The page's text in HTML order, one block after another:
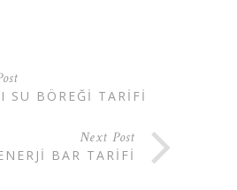
SU BÖREĞI TARIFI
Next Post
BAR TARIFI